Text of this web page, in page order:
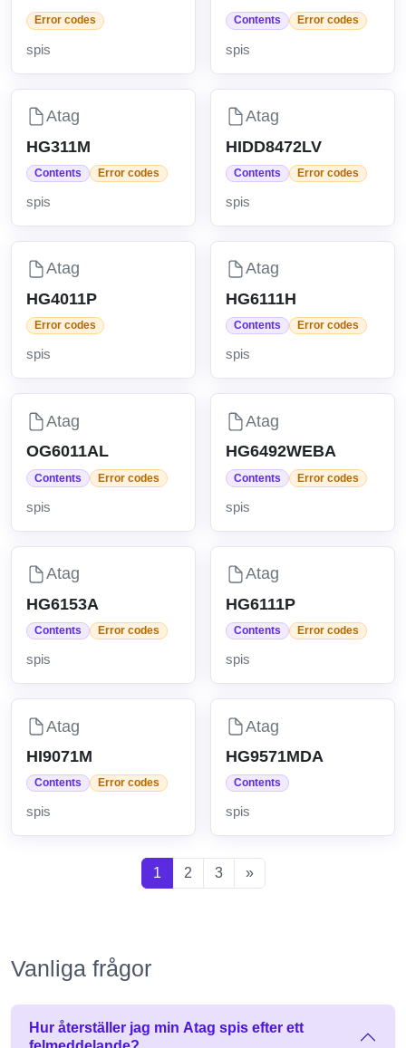
Error codes
spis
Contents Error codes
spis
Atag
HG311M
Contents Error codes
spis
Atag
HIDD8472LV
Contents Error codes
spis
Atag
HG4011P
Error codes
spis
Atag
HG6111H
Contents Error codes
spis
Atag
OG6011AL
Contents Error codes
spis
Atag
HG6492WEBA
Contents Error codes
spis
Atag
HG6153A
Contents Error codes
spis
Atag
HG6111P
Contents Error codes
spis
Atag
HI9071M
Contents Error codes
spis
Atag
HG9571MDA
Contents
spis
1 2 3 »
Vanliga frågor
Hur återställer jag min Atag spis efter ett